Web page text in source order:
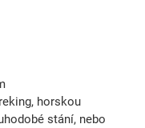
horskou
stání, nebo